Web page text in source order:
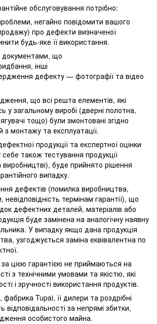
обслуговування потрібно:
негайно повідомити вашого
про дефекти визначеної
будь-яке її використання.
документами, що
інші
дефекту — фотографії та відео
що всі решта елементів, які
у загальному виробі (дверні полотна,
тощо) були змонтовані згідно
з монтажу та експлуатації.
продукції та експертної оцінки
також тестування продукції
буде прийнято рішення
випадку.
дефектів (помилка виробництва,
невідповідність термінам гарантії), що
дефектних деталей, матеріалів або
буде замінена на аналогічну наявну
У випадку якщо дана продукція
узгоджується заміна еквівалентна по
за цією гарантією не приймаються на
з технічними умовами та якістю, які
і зручності використання продуктів.
фабрика Tupai, її дилери та роздрібні
відповідальності за непрямі збитки,
особистого майна.